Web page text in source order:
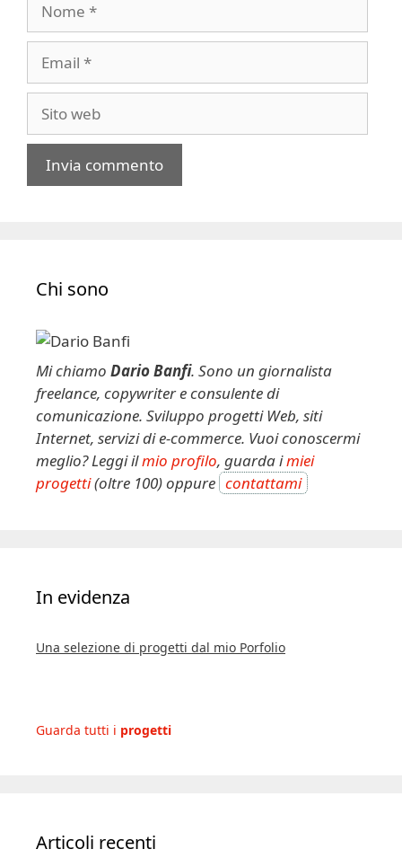
web
v
Chi sono
Mi chiamo Dario Banfi. Sono un giornalista
freelance, copywriter e consulente di
comunicazione. Sviluppo progetti Web, siti
Internet, servizi di e-commerce. Vuoi conoscermi
meglio? Leggi ilmio profilo, guarda imiei
progetti(oltre 100) oppure contattami
In evidenza
Una selezione di progetti dal mio Porfolio
Guarda tutti i progetti
Articoli recenti